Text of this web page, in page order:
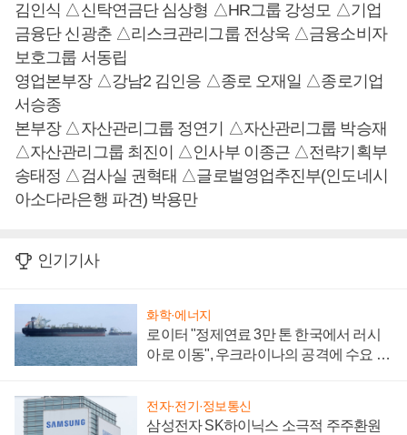
김인식 △신탁연금단 심상형 △HR그룹 강성모 △기업
금융단 신광춘 △리스크관리그룹 전상욱 △금융소비자
보호그룹 서동립
영업본부장 △강남2 김인응 △종로 오재일 △종로기업
서승종
본부장 △자산관리그룹 정연기 △자산관리그룹 박승재
△자산관리그룹 최진이 △인사부 이종근 △전략기획부
송태정 △검사실 권혁태 △글로벌영업추진부(인도네시
아소다라은행 파견) 박용만
인기기사
화학·에너지
로이터 "정제연료 3만 톤 한국에서 러시
아로 이동", 우크라이나의 공격에 수요 늘
전자·전기·정보통신
삼성전자 SK하이닉스 소극적 주주환원